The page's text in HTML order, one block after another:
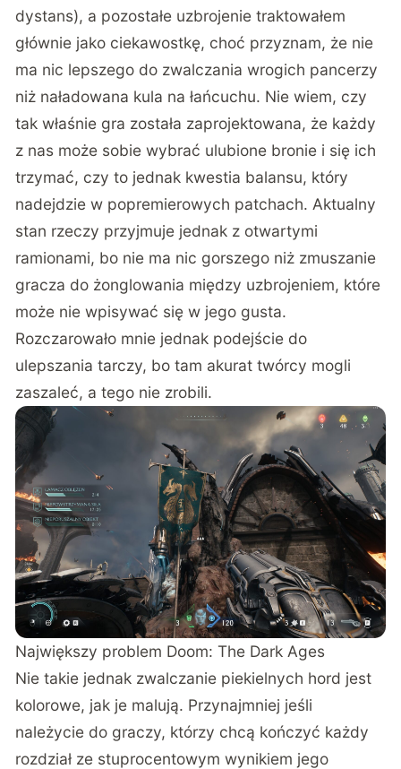
dystans), a pozostałe uzbrojenie traktowałem
głównie jako ciekawostkę, choć przyznam, że nie
ma nic lepszego do zwalczania wrogich pancerzy
niż naładowana kula na łańcuchu. Nie wiem, czy
tak właśnie gra została zaprojektowana, że każdy
z nas może sobie wybrać ulubione bronie i się ich
trzymać, czy to jednak kwestia balansu, który
nadejdzie w popremierowych patchach. Aktualny
stan rzeczy przyjmuje jednak z otwartymi
ramionami, bo nie ma nic gorszego niż zmuszanie
gracza do żonglowania między uzbrojeniem, które
może nie wpisywać się w jego gusta.
Rozczarowało mnie jednak podejście do
ulepszania tarczy, bo tam akurat twórcy mogli
zaszaleć, a tego nie zrobili.
Największy problem Doom: The Dark Ages
Nie takie jednak zwalczanie piekielnych hord jest
kolorowe, jak je malują. Przynajmniej jeśli
należycie do graczy, którzy chcą kończyć każdy
rozdział ze stuprocentowym wynikiem jego